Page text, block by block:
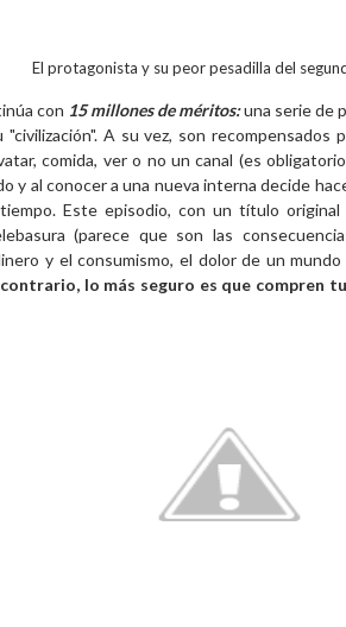
El protagonista y su peor pesadilla del
con 15 millones de méritos:una serie de
"civilización". A su vez, son
comida, ver o no un canal (es
y al conocer a una nueva interna decide
Este episodio, con un título
(parece que son las
y el consumismo, el dolor de un
lo más seguro es que compren